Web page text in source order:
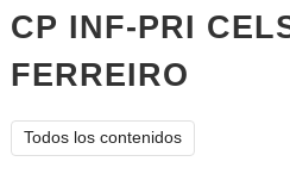
CP INF-PRI
FERREIRO
Todos los contenidos